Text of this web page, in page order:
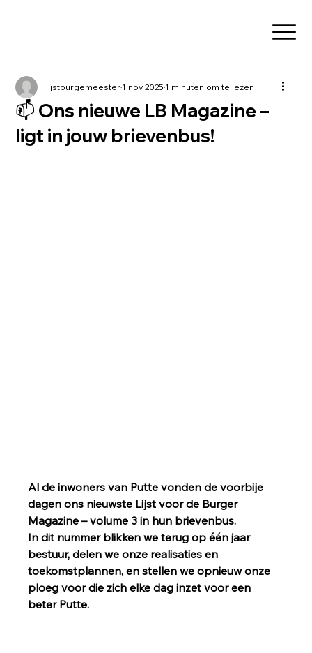
📫 Ons nieuwe LB Magazine –
ligt in jouw brievenbus!
lijstburgemeester1 nov 20251 minuten om te lezen
Al de inwoners van Putte vonden de voorbije
dagen ons nieuwste Lijst voor de Burger
Magazine – volume 3 in hun brievenbus.
In dit nummer blikken we terug op één jaar
bestuur, delen we onze realisaties en
toekomstplannen, en stellen we opnieuw onze
ploeg voor die zich elke dag inzet voor een
beter Putte.